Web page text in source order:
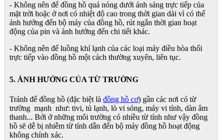
- Không nên để đồng hồ quá nóng dưới ánh sáng trực tiếp của
mặt trời hoặc ở nơi có nhiệt độ cao trong thời gian dài vì có thể
ảnh hưởng đến bộ máy của đồng hồ, rút ngắn thời gian hoạt
động của pin và ảnh hưởng đến chi tiết khác.
- Không nên để luồng khí lạnh của các loại máy điều hòa thổi
trực tiếp vào đồng hồ một cách thường xuyên, liên tục.
5. ẢNH HƯỞNG CỦA TỪ TRƯỜNG
Tránh để đồng hồ (đặc biệt là đồng hồ cơ) gần các nơi có từ
trường mạnh như: tivi, tủ lạnh, lò vi sóng, máy vi tính, dàn âm
thanh... Bởi ở những môi trường có nhiều từ tính như vậy đồng
hồ sẽ dễ bị nhiễm từ tính dẫn đến bộ máy đồng hồ hoạt động
không chính xác.